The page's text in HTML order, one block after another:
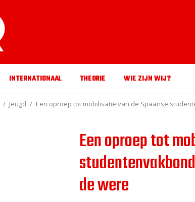
INTERNATIONAAL THEORIE WIE ZIJN WIJ?
Jeugd Een oproep tot mobilisatie van de Spaanse
Een oproep tot
de were